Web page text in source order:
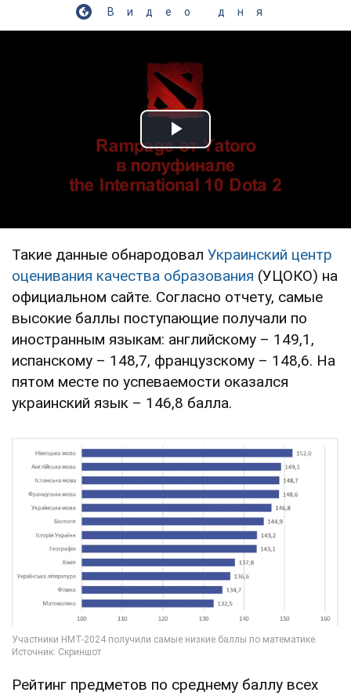
Видео дня
Play Video
Такие данные обнародовал Украинский центр
оценивания качества образования (УЦОКО) на
официальном сайте. Согласно отчету, самые
высокие баллы поступающие получали по
иностранным языкам: английскому – 149,1,
испанскому – 148,7, французскому – 148,6. На
пятом месте по успеваемости оказался
украинский язык – 146,8 балла.
Рейтинг предметов по среднему баллу всех